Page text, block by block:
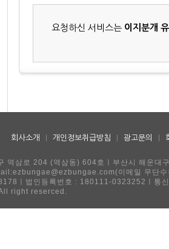
요청하신 서비스는 이지분개
회사소개 개인정보취급방침 광고문의
역삼로 204 (역삼동) 604호ㅣ부산시 해운
이메일 무단수
ㅣ법인등록번호 : 180111-0323252ㅣ통
right reserced.